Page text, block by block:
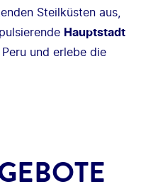
Steilküsten aus,
Hauptstadt
und erlebe die